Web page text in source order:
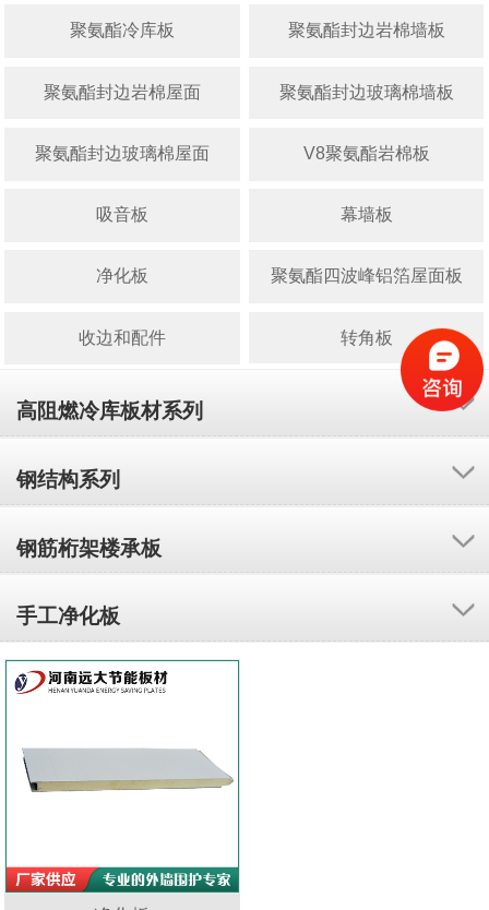
聚氨酯冷库板 聚氨酯封边岩棉墙板
聚氨酯封边岩棉屋面 聚氨酯封边玻璃棉墙板
聚氨酯封边玻璃棉屋面 V8聚氨酯岩棉板
吸音板 幕墙板
净化板 聚氨酯四波峰铝箔屋面板
收边和配件 转角板
高阻燃冷库板材系列
钢结构系列
钢筋桁架楼承板
手工净化板